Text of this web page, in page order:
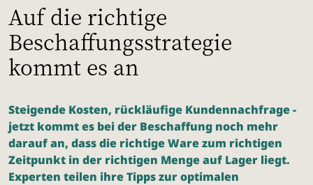
Auf die richtige
Beschaffungsstrategie
kommt es an
Steigende Kosten, rückläufige Kundennachfrage -
jetzt kommt es bei der Beschaffung noch mehr
darauf an, dass die richtige Ware zum richtigen
Zeitpunkt in der richtigen Menge auf Lager liegt.
Experten teilen ihre Tipps zur optimalen